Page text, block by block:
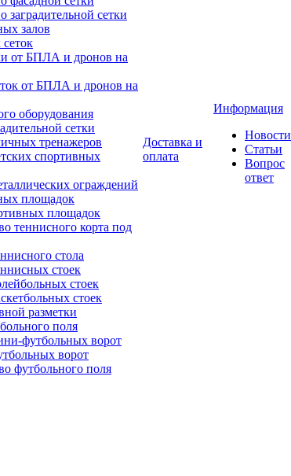
заградительной сетки
залов
от БПЛА и дронов на
от БПЛА и дронов на
оборудования
сетки
тренажеров
спортивных
ограждений
площадок
площадок
теннисного корта под
стола
стоек
стоек
стоек
разметки
поля
футбольных ворот
ворот
футбольного поля
Доставка и
оплата
Информация
Новости
Статьи
Вопрос
ответ